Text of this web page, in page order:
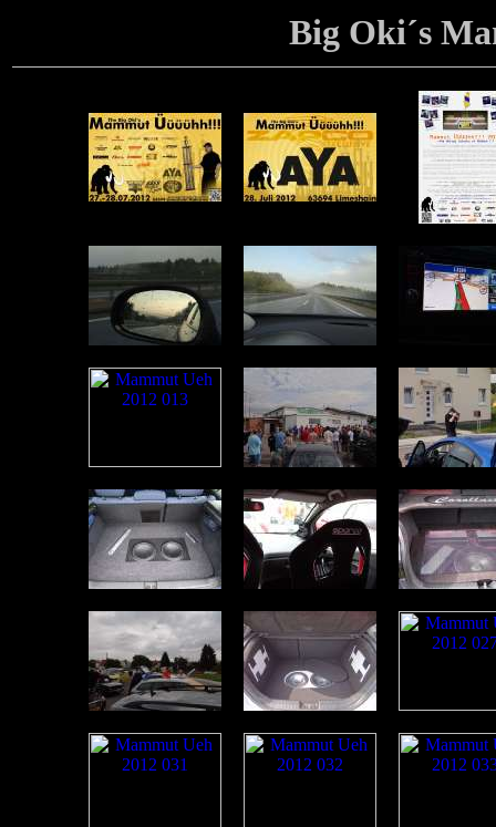
Big Oki´s